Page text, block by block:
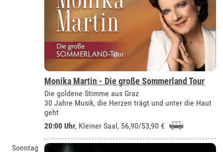
Monika Martin - Die große Sommerland Tour
Die goldene Stimme aus Graz
30 Jahre Musik, die Herzen trägt und unter die Haut
geht
20:00 Uhr, Kleiner Saal , 56,90/53,90 €
Sonntag